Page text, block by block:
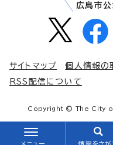
メニュー 情報をさが
広島市
サイトマップ 個人情報の
RSS配信について
Copyright © The City